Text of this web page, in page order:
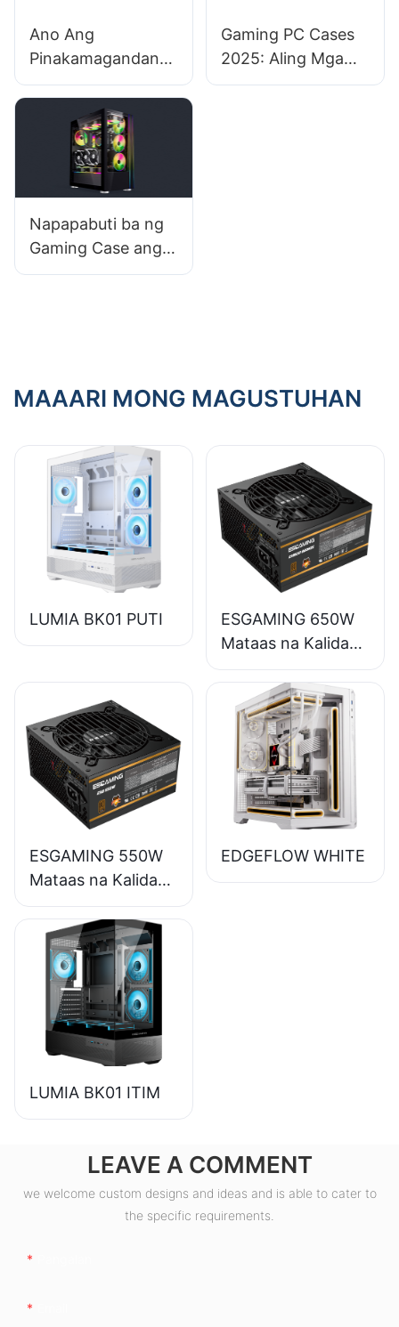
Ano Ang
Pinakamagandang
PC Power Supplies
Para sa Linux -
Based PC Systems?
Gaming PC Cases
2025: Aling Mga
Brand ang Nag-
Napapabuti ba ng
Gaming Case ang
Pagganap?
MAAARI MONG MAGUSTUHAN
LUMIA BK01 PUTI
ESGAMING 650W
Mataas na Kalidad
85% na Kahusayan
Buong Module 80+
Bronze na Suplay
ng Kuryente para
sa Desktop PC
ESB650W
ESGAMING 550W
Mataas na Kalidad
85% na Kahusayan
80+ Bronze na
Suplay ng Kuryente
para sa Desktop PC
ESB550W
EDGEFLOW WHITE
LUMIA BK01 ITIM
LEAVE A COMMENT
we welcome custom designs and ideas and is able to cater to
the specific requirements.